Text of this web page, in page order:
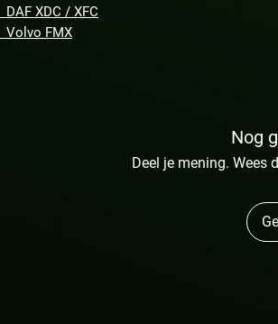
XDC / XFC
FMX
Nog
Deel je mening. Wees